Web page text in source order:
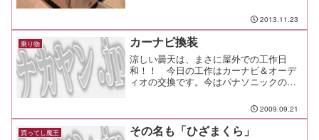
の見た目はデカイの一言。 これに尽き
る。 缶ビールと帽子のサイ...
2013.11.23
乗り物 カーナビ換装
涼しい曇天は、まさに屋外での工作日
和！！ 今日の工作はカーナビ＆オーデ
ィオの交換です。今はパナソニックのＤ
ッキの組合せだけど、今回取り付けるの
は、友人から下取りすることにしたパイ
オニアのオーディオ内蔵のＨ...
2009.09.21
買ってし魔王 その名も「ひざまくら」